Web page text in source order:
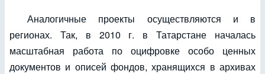
Аналогичные проекты осуществляются и в
регионах. Так, в 2010 г. в Татарстане началась
масштабная работа по оцифровке особо ценных
документов и описей фондов, хранящихся в архивах